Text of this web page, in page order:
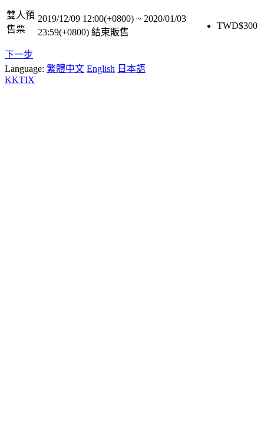
雙人預
售票
2019/12/09 12:00(+0800) ~ 2020/01/03
23:59(+0800) 結束販售
TWD$300
下一步
Language: 繁體中文 English 日本語
KKTIX